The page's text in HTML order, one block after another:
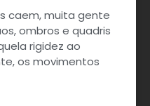
caem, muita gente
ombros e quadris
rigidez ao
os movimentos